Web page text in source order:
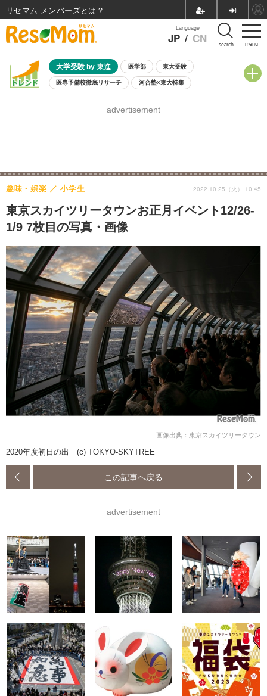
menu
Language
JP / CN search
大学受験 by 東進 医学部 東大受験
医専予備校徹底リサーチ 河合塾×東大特集
8月開催学校説明会・相談会
advertisement
東京スカイツリータウンお正月イベント12/26-
1/9 7枚目の写真・画像
趣味・娯楽 小学生 2022.10.25（火） 10:45
画像出典：東京スカイツリータウン
2020年度初日の出 (c) TOKYO-SKYTREE
この記事へ戻る
advertisement
リセマム メンバーズ